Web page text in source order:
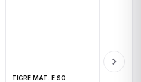
TIGRE MAT. E SO